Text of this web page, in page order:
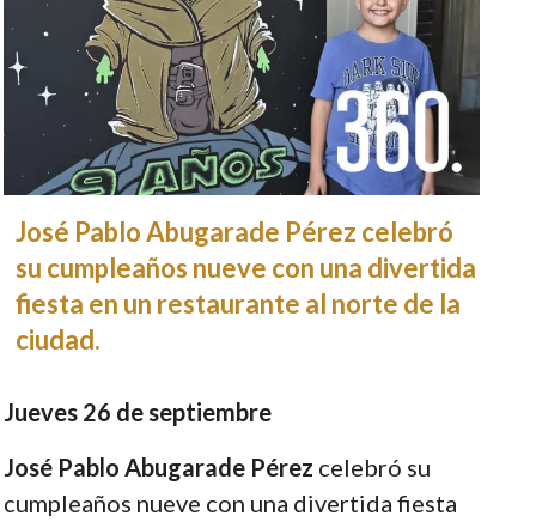
José Pablo Abugarade Pérez celebró
su cumpleaños nueve con una divertida
fiesta en un restaurante al norte de la
ciudad.
Jueves 26 de septiembre
José Pablo Abugarade Pérez celebró su
cumpleaños nueve con una divertida fiesta